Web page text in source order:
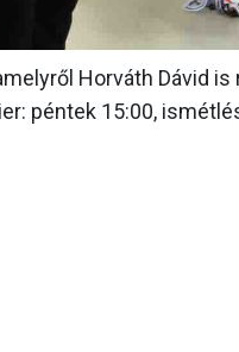
Horváth Dávid
péntek 15:00,